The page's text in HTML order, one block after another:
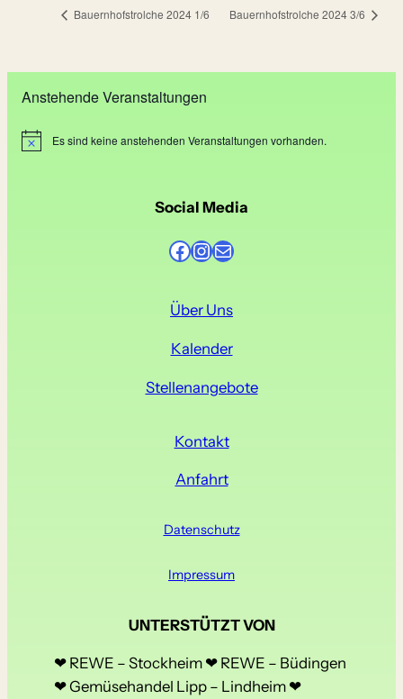
Bauernhofstrolche 2024 1/6 Bauernhofstrolche 2024 3/6
Anstehende Veranstaltungen
H
Es sind keine anstehenden Veranstaltungen vorhanden.
Social Media
Facebook InstagramE-Mail
Über Uns
Kalender
Stellenangebote
Kontakt
Anfahrt
Datenschutz
Impressum
UNTERSTÜTZT VON
❤ REWE – Stockheim ❤ REWE – Büdingen
❤ Gemüsehandel Lipp – Lindheim ❤